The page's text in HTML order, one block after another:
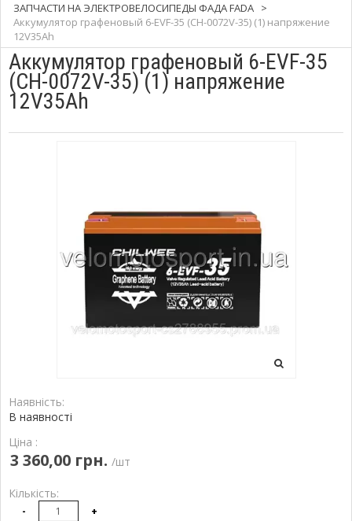
ЗАПЧАСТИ НА ЭЛЕКТРОВЕЛОСИПЕДЫ ФАДА FADA >
Аккумулятор графеновый 6-EVF-35 (CH-0072V-35) (1) напряжение
12V35Ah
Аккумулятор графеновый 6-EVF-35
(CH-0072V-35) (1) напряжение
12V35Ah
Наявність:
В наявності
Ціна :
3 360,00 грн. /шт
Кількість:
- +